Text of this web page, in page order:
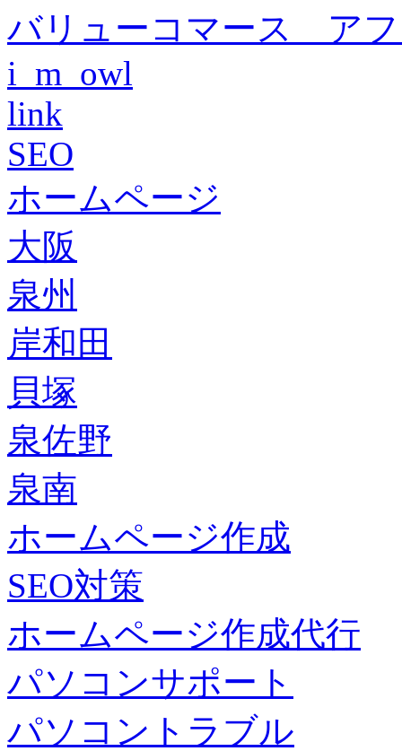
バリューコマース ア
i_m_owl
link
SEO
ホームページ
大阪
泉州
岸和田
貝塚
泉佐野
泉南
ホームページ作成
SEO対策
ホームページ作成代行
パソコンサポート
パソコントラブル